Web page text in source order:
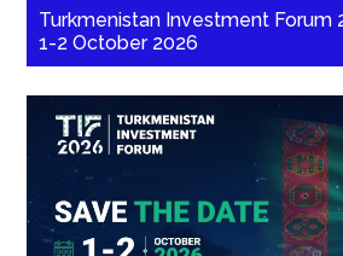
Turkmenistan Investment Forum
1-2 October 2026